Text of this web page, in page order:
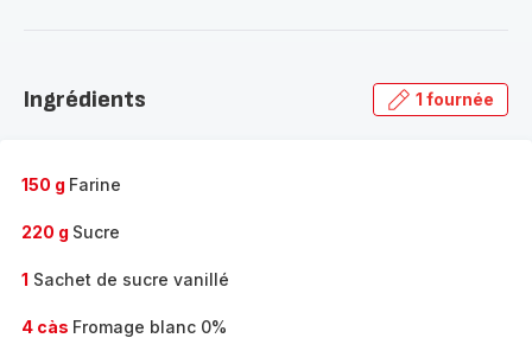
gamme
Ingrédients 1 fournée
150 g Farine
220 g Sucre
1 Sachet de sucre vanillé
4 càs Fromage blanc 0%